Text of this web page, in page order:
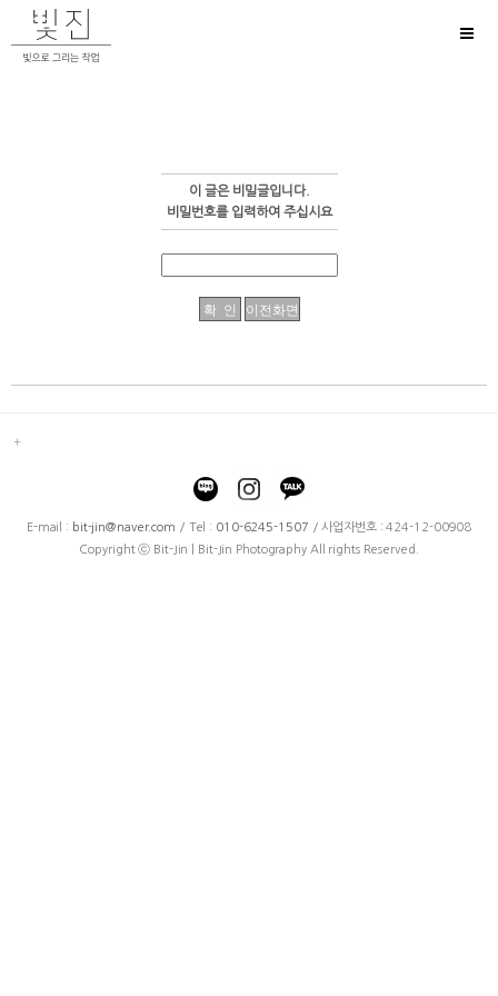
이 글은 비밀글입니다.
비밀번호를 입력하여 주십시요
E-mail : bit-jin@naver.com / Tel : 010-6245-1507 / 사업자번호 : 424-12-00908
Copyright ⓒ Bit-Jin | Bit-Jin Photography All rights Reserved.